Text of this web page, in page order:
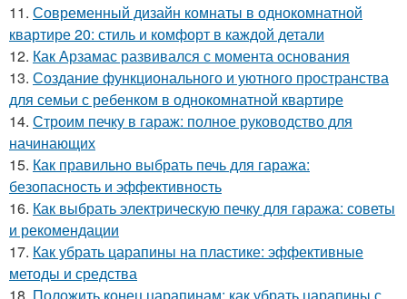
11. Современный дизайн комнаты в однокомнатной
квартире 20: стиль и комфорт в каждой детали
12. Как Арзамас развивался с момента основания
13. Создание функционального и уютного пространства
для семьи с ребенком в однокомнатной квартире
14. Строим печку в гараж: полное руководство для
начинающих
15. Как правильно выбрать печь для гаража:
безопасность и эффективность
16. Как выбрать электрическую печку для гаража: советы
и рекомендации
17. Как убрать царапины на пластике: эффективные
методы и средства